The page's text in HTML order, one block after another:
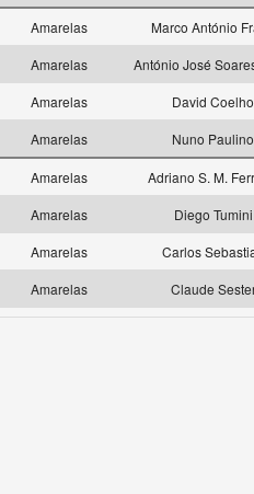
Amarelas
Marco António
Amarelas
António José
Amarelas
David Coelho
Amarelas Nuno Paulino
Amarelas
Adriano S. M.
Amarelas
Diego Tumini
Amarelas
Carlos
Amarelas Claude